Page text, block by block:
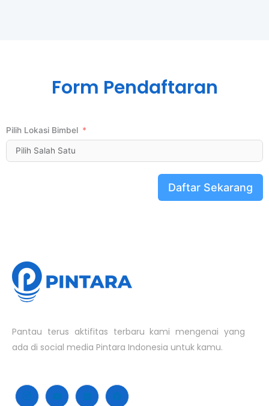
Form Pendaftaran
Pilih Lokasi Bimbel
Daftar Sekarang
Pantau terus aktifitas terbaru kami mengenai yang
ada di social media Pintara Indonesia untuk kamu.